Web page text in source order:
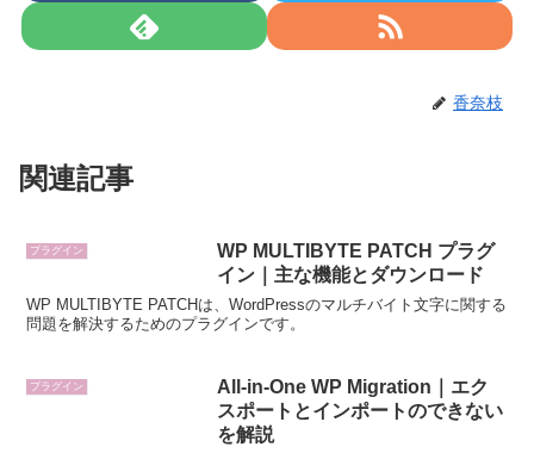
香奈枝
関連記事
プラグイン
WP MULTIBYTE PATCH プラグ
イン｜主な機能とダウンロード
WP MULTIBYTE PATCHは、WordPressのマルチバイト文字に関する
問題を解決するためのプラグインです。
プラグイン
All-in-One WP Migration｜エク
スポートとインポートのできない
を解説